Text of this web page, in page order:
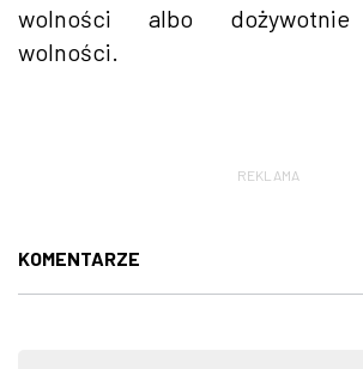
wolności albo dożywotnie
wolności.
REKLAMA
KOMENTARZE